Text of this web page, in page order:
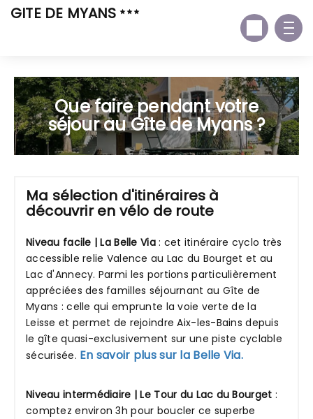
GITE DE MYANS
Que faire pendant votre
séjour au Gîte de Myans ?
Ma sélection d'itinéraires à
découvrir en vélo de route
Niveau facile | La Belle Via: cet itinéraire cyclo très
accessible relie Valence au Lac du Bourget et au
Lac d'Annecy. Parmi les portions particulièrement
appréciées des familles séjournant au Gîte de
Myans : celle qui emprunte la voie verte de la
Leisse et permet de rejoindre Aix-les-Bains depuis
le gîte quasi-exclusivement sur une piste cyclable
sécurisée. En savoir plus sur la Belle Via.
Niveau intermédiaire | Le Tour du Lac du Bourget :
comptez environ 3h pour boucler ce superbe